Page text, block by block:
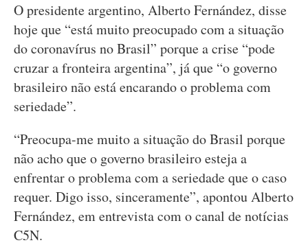
O presidente argentino, Alberto Fernández, disse
hoje que “está muito preocupado com a situação
do coronavírus no Brasil” porque a crise “pode
cruzar a fronteira argentina”, já que “o governo
brasileiro não está encarando o problema com
seriedade”.
“Preocupa-me muito a situação do Brasil porque
não acho que o governo brasileiro esteja a
enfrentar o problema com a seriedade que o caso
requer. Digo isso, sinceramente”, apontou Alberto
Fernández, em entrevista com o canal de notícias
C5N.